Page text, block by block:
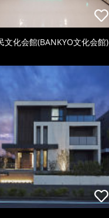
文化会館(BANKYO文化会館)